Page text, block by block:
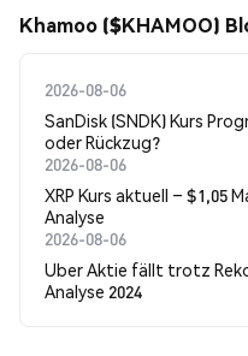
Khamoo ($KHAMOO)
2026-08-06
SanDisk (SNDK) Kurs
oder Rückzug?
2026-08-06
XRP Kurs aktuell – $1,05
Analyse
2026-08-06
Uber Aktie fällt trotz
Analyse 2024